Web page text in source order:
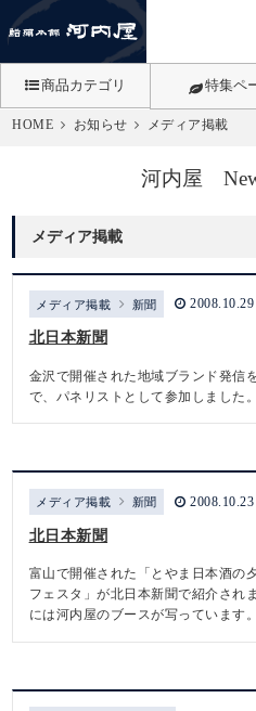
商品カテゴリ 特集ペ
HOME お知らせ メディア掲載
河内屋
メディア掲載
メディア掲載 新聞 2008.10.29
北日本新聞
金沢で開催された地域ブランド発信
で、パネリストとして参加しました。
メディア掲載 新聞 2008.10.23
北日本新聞
富山で開催された「とやま日本酒の
フェスタ」が北日本新聞で紹介され
には河内屋のブースが写っています